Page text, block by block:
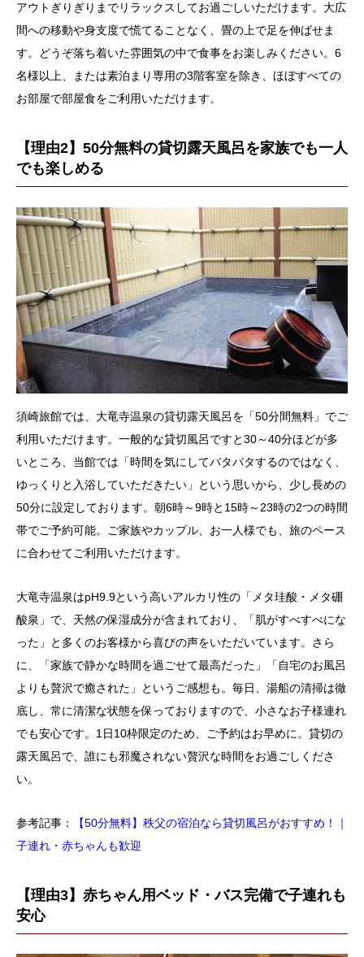
アウトぎりぎりまでリラックスしてお過ごしいただけます。大広
間への移動や身支度で慌てることなく、畳の上で足を伸ばせま
す。どうぞ落ち着いた雰囲気の中で食事をお楽しみください。6
名様以上、または素泊まり専用の3階客室を除き、ほぼすべての
お部屋で部屋食をご利用いただけます。
【理由2】50分無料の貸切露天風呂を家族でも一人
でも楽しめる
須崎旅館では、大竜寺温泉の貸切露天風呂を「50分間無料」でご
利用いただけます。一般的な貸切風呂ですと30～40分ほどが多
いところ、当館では「時間を気にしてバタバタするのではなく、
ゆっくりと入浴していただきたい」という思いから、少し長めの
50分に設定しております。朝6時～9時と15時～23時の2つの時間
帯でご予約可能。ご家族やカップル、お一人様でも、旅のペース
に合わせてご利用いただけます。
大竜寺温泉はpH9.9という高いアルカリ性の「メタ珪酸・メタ硼
酸泉」で、天然の保湿成分が含まれており、「肌がすべすべにな
った」と多くのお客様から喜びの声をいただいています。さら
に、「家族で静かな時間を過ごせて最高だった」「自宅のお風呂
よりも贅沢で癒された」というご感想も。毎日、湯船の清掃は徹
底し、常に清潔な状態を保っておりますので、小さなお子様連れ
でも安心です。1日10枠限定のため、ご予約はお早めに。貸切の
露天風呂で、誰にも邪魔されない贅沢な時間をお過ごしくださ
い。
参考記事：
【50分無料】秩父の宿泊なら貸切風呂がおすすめ！｜
子連れ・赤ちゃんも歓迎
【理由3】赤ちゃん用ベッド・バス完備で子連れも
安心